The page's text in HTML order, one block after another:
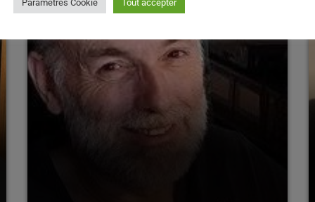
Paramètres Cookie Tout accepter